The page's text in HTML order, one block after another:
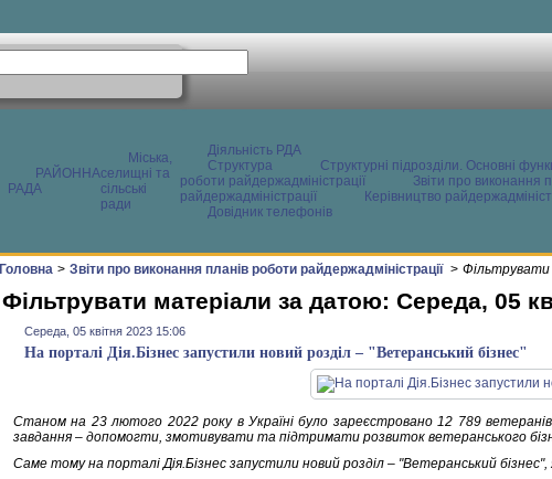
РАЙОННА
РАДА
Міська,
селищні та
сільські
ради
Діяльність РДА
Структура
Структурні підрозділи. Основні
роботи райдержадміністрації
Звіти про виконання
райдержадміністрації
Керівництво
Довідник телефонів
Головна > Звіти про виконання планів роботи райдержадміністрації > Фільтрувати
Фільтрувати матеріали за датою: Середа, 05
Середа, 05 квітня 2023 15:06
На порталі Дія.Бізнес запустили новий розділ – "Ветеранський бізнес"
Станом на 23 лютого 2022 року в Україні було зареєстровано 12 789
завдання – допомогти, змотивувати та підтримати розвиток ветеранського
Саме тому на порталі Дія.Бізнес запустили новий розділ – "Ветеранський